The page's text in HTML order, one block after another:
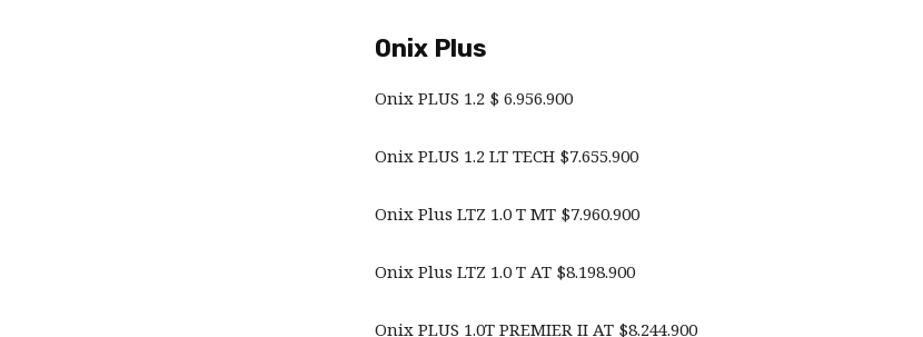
Onix Plus
Onix PLUS 1.2 $ 6.956.900
Onix PLUS 1.2 LT TECH $7.655.900
Onix Plus LTZ 1.0 T MT $7.960.900
Onix Plus LTZ 1.0 T AT $8.198.900
Onix PLUS 1.0T PREMIER II AT $8.244.900